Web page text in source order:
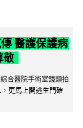
醫護保護病
敬
合醫院手術室鏡頭拍
更馬上開逃生門確